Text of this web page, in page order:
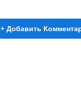
+ Добавить